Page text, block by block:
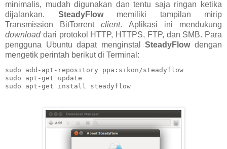
minimalis, mudah digunakan dan tentu saja ringan ketika
dijalankan. SteadyFlowmemiliki tampilan mirip
Transmission BitTorrentclient. Aplikasi ini mendukung
downloaddari protokol HTTP, HTTPS, FTP, dan SMB. Para
pengguna Ubuntu dapat menginstalSteadyFlowdengan
mengetik perintah berikut di Terminal:
sudo add-apt-repository ppa:sikon/steadyflow
sudo apt-get update
sudo apt-get install steadyflow